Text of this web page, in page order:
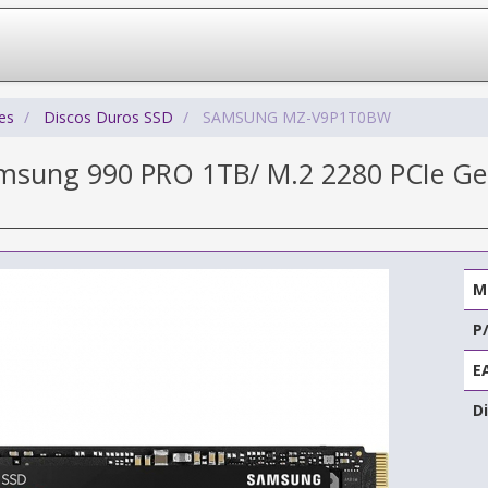
Discos Duros SSD SAMSUNG MZ-V9P1T0BW
990 PRO 1TB/ M.2 2280 PCIe